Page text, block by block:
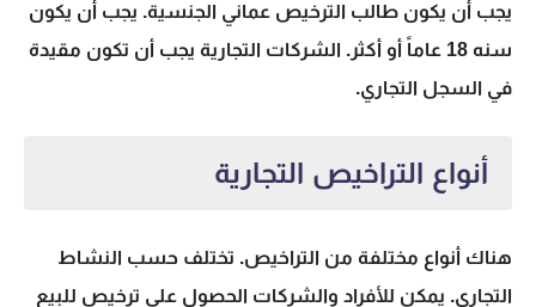
يجب أن يكون طالب الترخيص عماني الجنسية. يجب أن يكون
سنه 18 عاماً أو أكثر. الشركات التجارية يجب أن تكون مقيدة
في السجل التجاري.
أنواع التراخيص التجارية
هناك أنواع مختلفة من التراخيص. تختلف حسب النشاط
التجاري. يمكن للأفراد والشركات الحصول على ترخيص للبيع